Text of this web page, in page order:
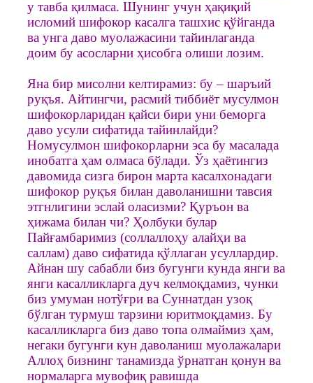
у тавба қилмаса. Шунинг учун ҳақиқий
исломий шифокор касалга ташхис қўйганда
ва унга даво муолажасини тайинлаганда
доим бу асосларни ҳисобга олиши лозим.
Яна бир мисолни келтирамиз: бу – шаръий
руқъя. Айтингчи, расмий тиббиёт мусулмон
шифокорларидан қайси бири уни беморга
даво усули сифатида тайинлайди?
Номусулмон шифокорларни эса бу масалада
инобатга ҳам олмаса бўлади. Ўз ҳаётингиз
давомида сизга бирон марта касалхонадаги
шифокор руқъя билан даволанишни тавсия
этгнлигини эслай оласизми? Қуръон ва
ҳижама билан чи? Ҳолбуки булар
Пайғамбаримиз (соллаллоҳу алайҳи ва
саллам) даво сифатида қўллаган усуллардир.
Айнан шу сабабли биз бугунги кунда янги ва
янги касалликларга дуч келмоқдамиз, чунки
биз умуман нотўғри ва Суннатдан узоқ
бўлган турмуш тарзини юритмоқдамиз. Бу
касалликларга биз даво топа олмаймиз ҳам,
негаки бугунги кун даволаниш муолажалари
Аллоҳ бизнинг танамизда ўрнатган қонун ва
нормаларга мувофиқ равишда